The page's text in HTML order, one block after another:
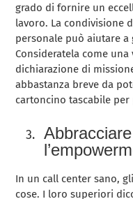
grado di fornire un
lavoro. La condivisione
personale può aiutare
Consideratela come
dichiarazione di
abbastanza breve da
cartoncino tascabile
In un call center sano,
cose. I loro superiori